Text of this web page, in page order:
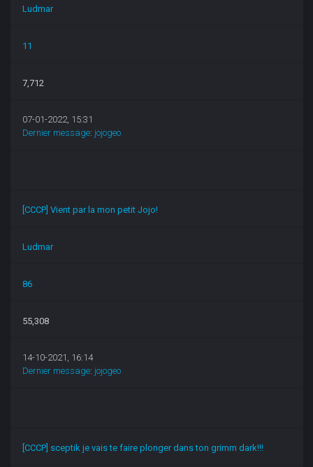
Ludmar
11
7,712
07-01-2022, 15:31
Dernier message: jojogeo
[CCCP] Vient par la mon petit Jojo!
Ludmar
86
55,308
14-10-2021, 16:14
Dernier message: jojogeo
[CCCP] sceptik je vais te faire plonger dans ton grimm dark!!!